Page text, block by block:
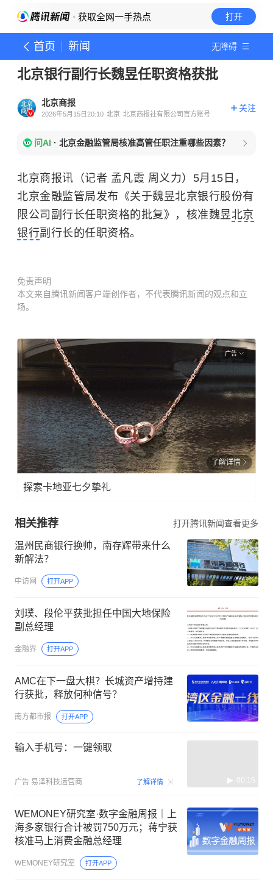
· 获取全网一手热点 打开
首页 新闻 无障碍
北京银行副行长魏昱任职资格获批
北京商报
2026年5月15日20:10 北京 北京商报社有限公司官方账号
关注
问AI · 北京金融监管局核准高管任职注重哪些因素？
北京商报讯（记者 孟凡霞 周义力）5月15日，
北京金融监管局发布《关于魏昱北京银行股份有
限公司副行长任职资格的批复》，核准魏昱北京
银行副行长的任职资格。
免责声明
本文来自腾讯新闻客户端创作者，不代表腾讯新闻的观点和立
场。
广告
了解详情
探索卡地亚七夕挚礼
相关推荐 打开腾讯新闻查看更多
温州民商银行换帅，南存辉带来什么
新解法？
中访网 打开APP
刘璞、段伦平获批担任中国大地保险
副总经理
金融界 打开APP
AMC在下一盘大棋？长城资产增持建
行获批，释放何种信号？
南方都市报 打开APP
输入手机号：一键领取
广告 易泽科技运营商 了解详情 00:15
WEMONEY研究室·数字金融周报｜上
海多家银行合计被罚750万元；蒋宁获
核准马上消费金融总经理
WEMONEY研究室 打开APP